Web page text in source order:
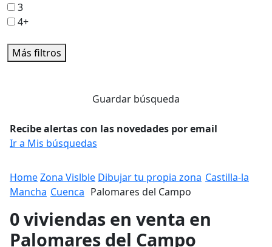
3
4+
Más filtros
Guardar búsqueda
Recibe alertas con las novedades por email
Ir a Mis búsquedas
HomeZona Vislble Dibujar tu propia zona Castilla-la
Mancha Cuenca Palomares del Campo
0 viviendas en venta en
Palomares del Campo